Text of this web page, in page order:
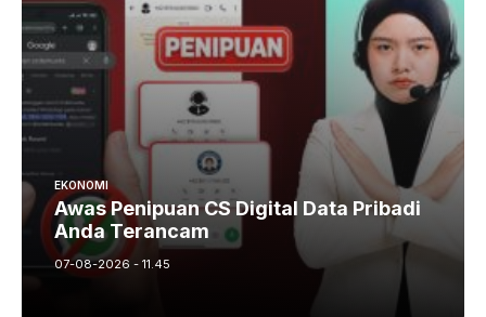
EKONOMI
Awas Penipuan CS Digital Data Pribadi
Anda Terancam
07-08-2026 - 11.45